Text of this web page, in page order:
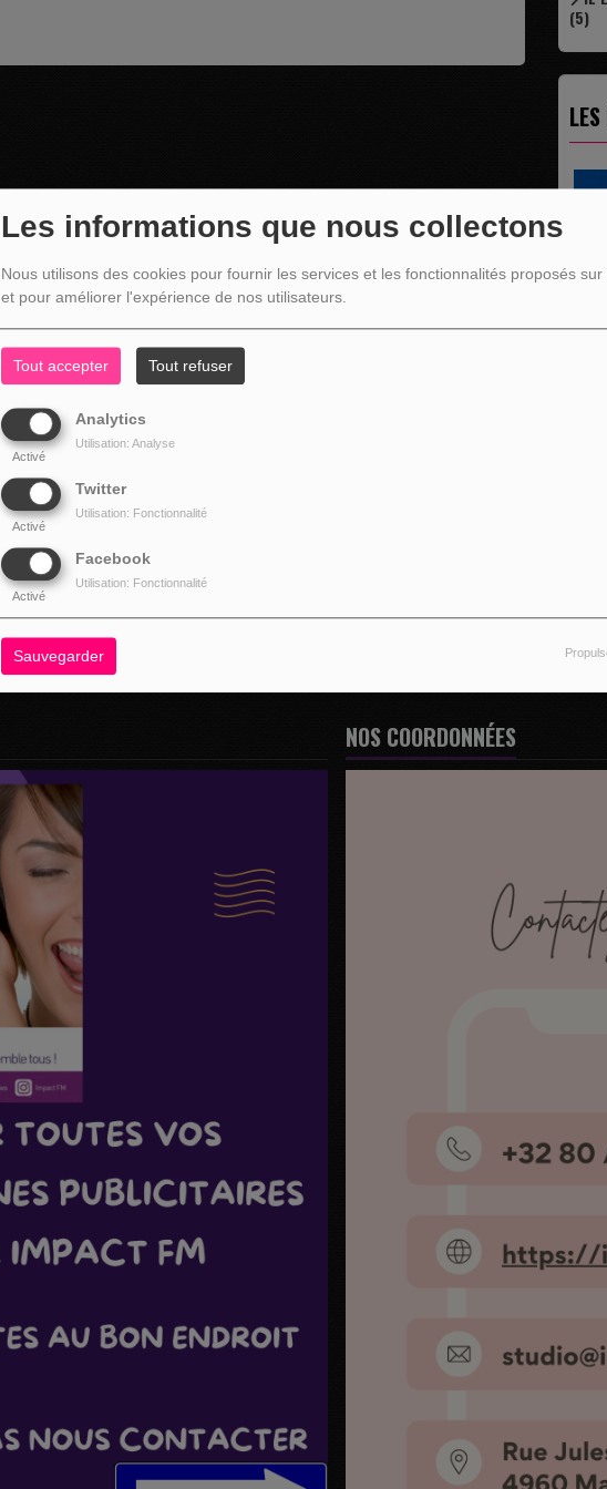
Les informations que nous collectons
Nous utilisons des cookies pour fournir les services et les fonctionnalités proposés sur
et pour améliorer l'expérience de nos utilisateurs.
Tout accepter Tout refuser
Analytics
Activé
Utilisation: Analyse
Twitter
Activé
Utilisation: Fonctionnalité
Facebook
Activé
Utilisation: Fonctionnalité
Sauvegarder
(5)
NOS COORDONNÉES